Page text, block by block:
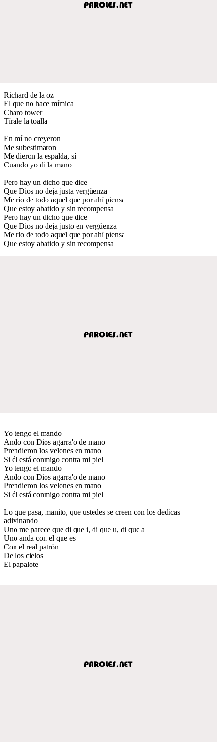
Richard de la oz
El que no hace mímica
Charo tower
Tírale la toalla
En mí no creyeron
Me subestimaron
Me dieron la espalda, sí
Cuando yo di la mano
Pero hay un dicho que dice
Que Dios no deja justa vergüenza
Me río de todo aquel que por ahí piensa
Que estoy abatido y sin recompensa
Pero hay un dicho que dice
Que Dios no deja justo en vergüenza
Me río de todo aquel que por ahí piensa
Que estoy abatido y sin recompensa
Yo tengo el mando
Ando con Dios agarra'o de mano
Prendieron los velones en mano
Si él está conmigo contra mi piel
Yo tengo el mando
Ando con Dios agarra'o de mano
Prendieron los velones en mano
Si él está conmigo contra mi piel
Lo que pasa, manito, que ustedes se creen con los dedicas
adivinando
Uno me parece que di que i, di que u, di que a
Uno anda con el que es
Con el real patrón
De los cielos
El papalote